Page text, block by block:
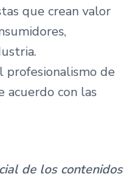
que crean valor
profesionalismo de
acuerdo con las
de los contenidos